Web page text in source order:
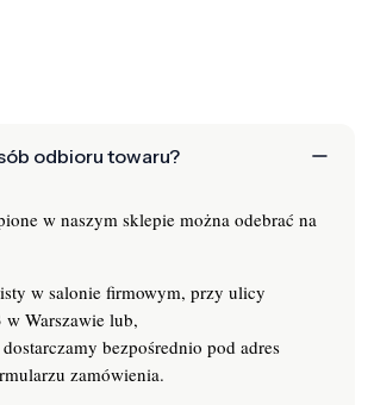
odbioru towaru?
w naszym sklepie można odebrać na
w salonie firmowym, przy ulicy
Warszawie lub,
bezpośrednio pod adres
zamówienia.